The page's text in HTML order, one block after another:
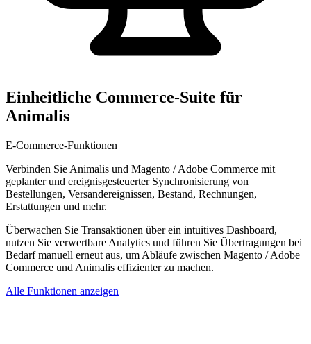
Einheitliche Commerce-Suite für
Animalis
E-Commerce-Funktionen
Verbinden Sie Animalis und Magento / Adobe Commerce mit
geplanter und ereignisgesteuerter Synchronisierung von
Bestellungen, Versandereignissen, Bestand, Rechnungen,
Erstattungen und mehr.
Überwachen Sie Transaktionen über ein intuitives Dashboard,
nutzen Sie verwertbare Analytics und führen Sie Übertragungen bei
Bedarf manuell erneut aus, um Abläufe zwischen Magento / Adobe
Commerce und Animalis effizienter zu machen.
Alle Funktionen anzeigen